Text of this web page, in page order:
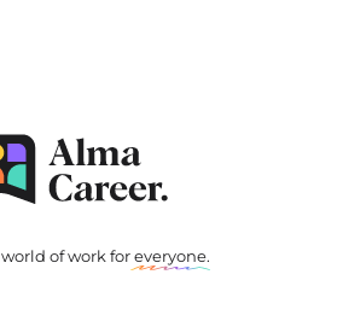
of work foreveryone.